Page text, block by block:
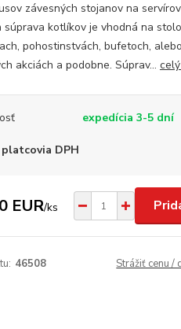
závesných stojanov na
súprava kotlíkov je vhodná na
pohostinstvách, bufetoch,
akciách a podobne. Súprav...
expedícia 3-5 dní
platcovia DPH
EUR/ks
46508 Strážiť cenu /